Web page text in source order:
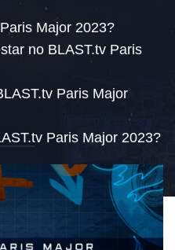
Major 2023?
no BLAST.tv Paris
Paris Major
Paris Major 2023?